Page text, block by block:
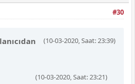
#30
(10-03-2020, Saat: 23:39)
(10-03-2020, Saat: 23:21)